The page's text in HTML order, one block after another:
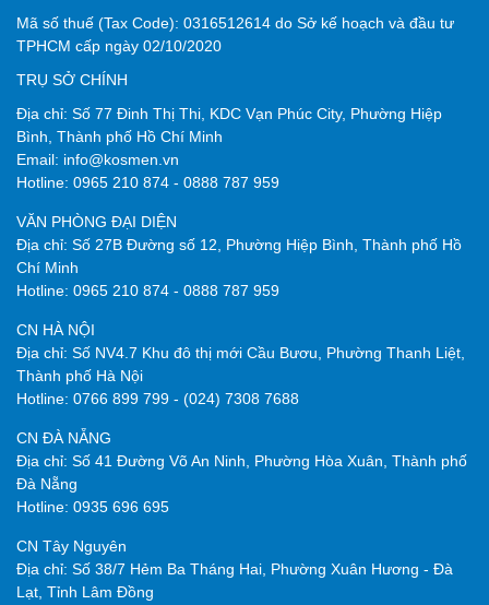
Mã số thuế (Tax Code): 0316512614 do Sở kế hoạch và đầu tư
TPHCM cấp ngày 02/10/2020
TRỤ SỞ CHÍNH
Địa chỉ: Số 77 Đinh Thị Thi, KDC Vạn Phúc City, Phường Hiệp
Bình, Thành phố Hồ Chí Minh
Email: info@kosmen.vn
Hotline: 0965 210 874 - 0888 787 959
VĂN PHÒNG ĐẠI DIỆN
Địa chỉ: Số 27B Đường số 12, Phường Hiệp Bình, Thành phố Hồ
Chí Minh
Hotline: 0965 210 874 - 0888 787 959
CN HÀ NỘI
Địa chỉ: Số NV4.7 Khu đô thị mới Cầu Bươu, Phường Thanh Liệt,
Thành phố Hà Nội
Hotline: 0766 899 799 - (024) 7308 7688
CN ĐÀ NẴNG
Địa chỉ: Số 41 Đường Võ An Ninh, Phường Hòa Xuân, Thành phố
Đà Nẵng
Hotline: 0935 696 695
CN Tây Nguyên
Địa chỉ: Số 38/7 Hẻm Ba Tháng Hai, Phường Xuân Hương - Đà
Lạt, Tỉnh Lâm Đồng